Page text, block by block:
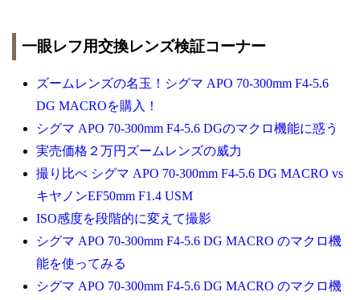
一眼レフ用交換レンズ検証コーナー
ズームレンズの名玉！シグマ APO 70-300mm F4-5.6
DG MACROを購入！
シグマ APO 70-300mm F4-5.6 DGのマクロ機能に惑う
実売価格２万円ズームレンズの威力
撮り比べ シグマ APO 70-300mm F4-5.6 DG MACRO vs
キヤノンEF50mm F1.4 USM
ISO感度を段階的に変えて撮影
シグマ APO 70-300mm F4-5.6 DG MACRO のマクロ機
能を使ってみる
シグマ APO 70-300mm F4-5.6 DG MACRO のマクロ機